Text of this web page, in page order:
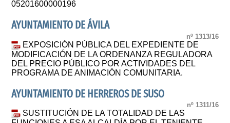
05201600000196
AYUNTAMIENTO DE ÁVILA
nº 1313/16
EXPOSICIÓN PÚBLICA DEL EXPEDIENTE DE
MODIFICACIÓN DE LA ORDENANZA REGULADORA
DEL PRECIO PÚBLICO POR ACTIVIDADES DEL
PROGRAMA DE ANIMACIÓN COMUNITARIA.
AYUNTAMIENTO DE HERREROS DE SUSO
nº 1311/16
SUSTITUCIÓN DE LA TOTALIDAD DE LAS